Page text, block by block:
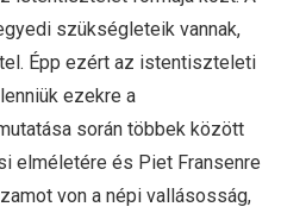
szükségleteik vannak,
Épp ezért az istentiszteleti
ezekre a
során többek között
elméletére és Piet Fransenre
von a népi vallásosság,